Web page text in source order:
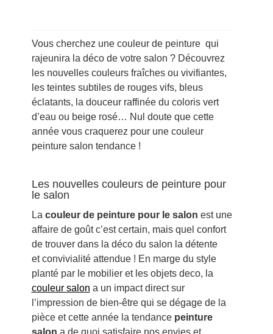
Vous cherchez une couleur de peinture qui
rajeunira la déco de votre salon ? Découvrez
les nouvelles couleurs fraîches ou vivifiantes,
les teintes subtiles de rouges vifs, bleus
éclatants, la douceur raffinée du coloris vert
d’eau ou beige rosé… Nul doute que cette
année vous craquerez pour une couleur
peinture salon tendance !
Les nouvelles couleurs de peinture pour
le salon
La couleur de peinture pour le salon est une
affaire de goût c’est certain, mais quel confort
de trouver dans la déco du salon la détente
et convivialité attendue ! En marge du style
planté par le mobilier et les objets deco, la
couleur salon a un impact direct sur
l’impression de bien-être qui se dégage de la
pièce et cette année la tendancepeinture
salon a de quoi satisfaire nos envies et